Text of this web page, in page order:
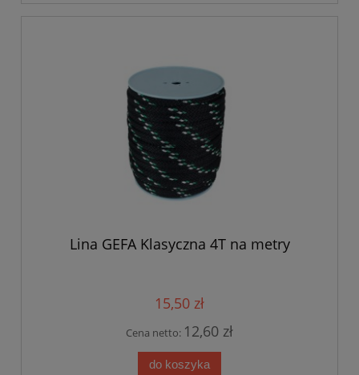
Lina GEFA Klasyczna 4T na metry
15,50 zł
Cena netto: 12,60 zł
do koszyka